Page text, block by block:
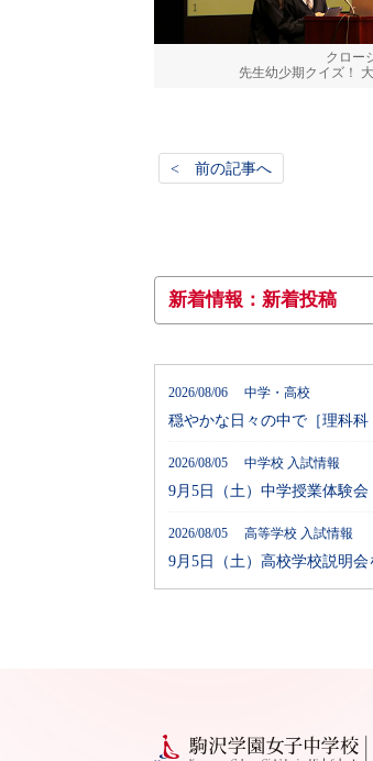
クロー
先生幼少期クイズ！
< 前の記事へ
新着情報：新着投稿
2026/08/06 中学・高校
穏やかな日々の中で［理科
2026/08/05 中学校 入試情報
9月5日（土）中学授業体験会
2026/08/05 高等学校 入試情報
9月5日（土）高校学校説明会